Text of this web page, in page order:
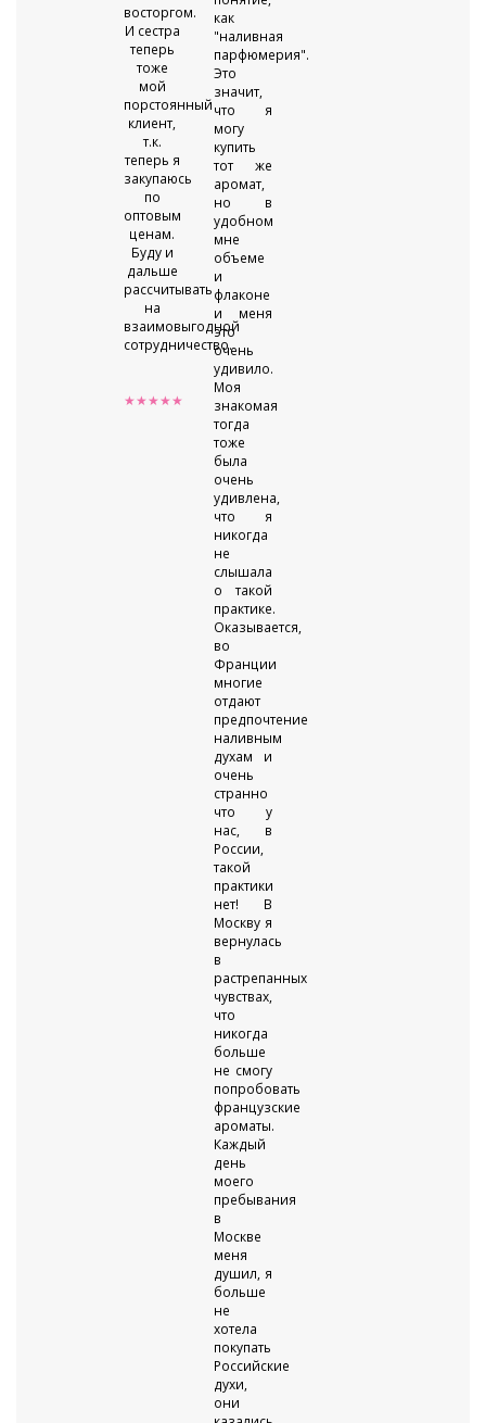
восторгом.
И сестра
теперь
тоже
мой
порстоянный
клиент,
т.к.
теперь я
закупаюсь
по
оптовым
ценам.
Буду и
дальше
рассчитывать
на
взаимовыгодной
сотрудничество.
★★★★★
как
"наливная
парфюмерия".
Это
значит,
что я
могу
купить
тот же
аромат,
но в
удобном
мне
объеме
и
флаконе
и меня
это
очень
удивило.
Моя
знакомая
тогда
тоже
была
очень
удивлена,
что я
никогда
не
слышала
о такой
практике.
Оказывается,
во
Франции
многие
отдают
предпочтение
наливным
духам и
очень
странно
что у
нас, в
России,
такой
практики
нет! В
Москву я
вернулась
в
растрепанных
чувствах,
что
никогда
больше
не смогу
попробовать
французские
ароматы.
Каждый
день
моего
пребывания
в
Москве
меня
душил, я
больше
не
хотела
покупать
Российские
духи,
они